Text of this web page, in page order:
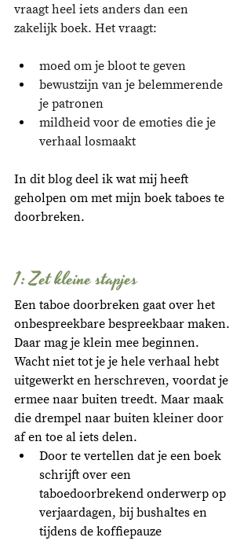
vraagt heel iets anders dan een
zakelijk boek. Het vraagt:
moed om je bloot te geven
bewustzijn van je belemmerende
je patronen
mildheid voor de emoties die je
verhaal losmaakt
In dit blog deel ik wat mij heeft
geholpen om met mijn boek taboes te
doorbreken.
1: Zet kleine stapjes
Een taboe doorbreken gaat over het
onbespreekbare bespreekbaar maken.
Daar mag je klein mee beginnen.
Wacht niet tot je je hele verhaal hebt
uitgewerkt en herschreven, voordat je
ermee naar buiten treedt. Maar maak
die drempel naar buiten kleiner door
af en toe al iets delen.
Door te vertellen dat je een boek
schrijft over een
taboedoorbrekend onderwerp op
verjaardagen, bij bushaltes en
tijdens de koffiepauze